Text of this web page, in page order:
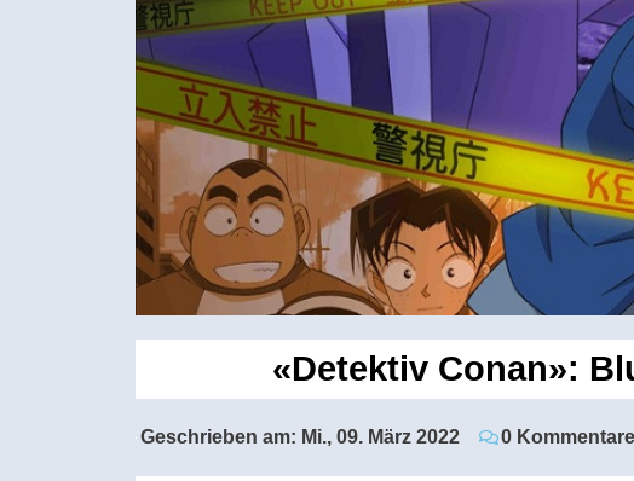
«Detektiv Conan»:
Geschrieben am: Mi., 09. März 2022 0 Kommentare